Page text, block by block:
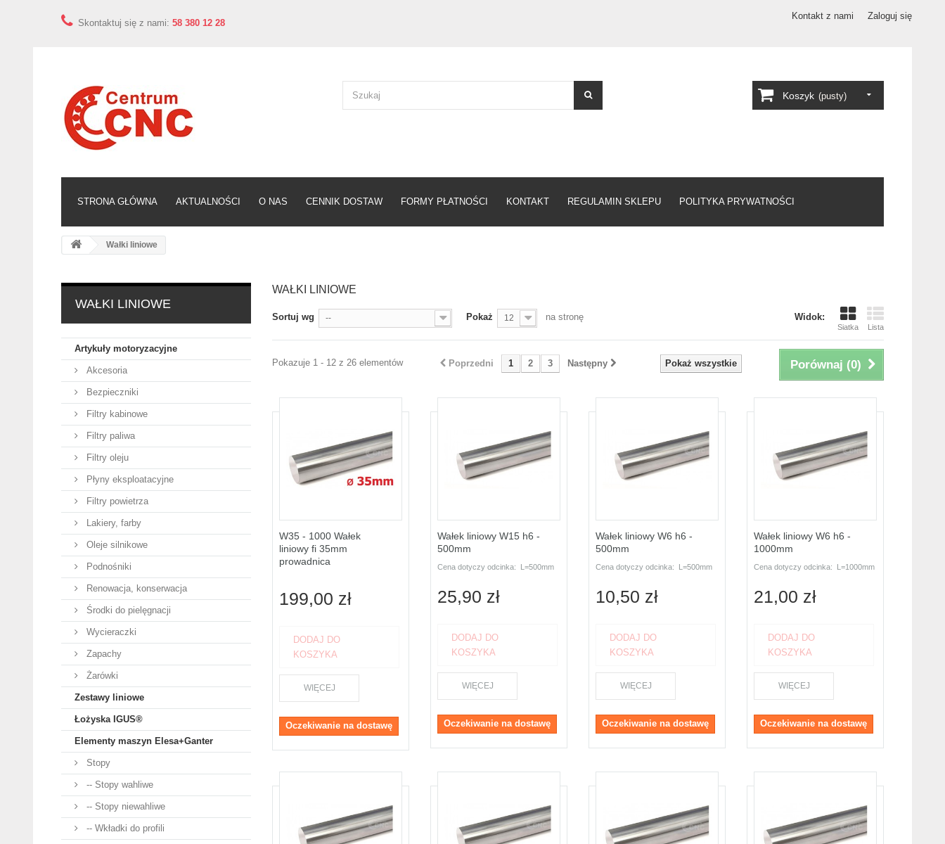
Zaloguj się
Kontakt z nami
Skontaktuj się z nami: 58 380 12 28
Koszyk (pusty)
STRONA GŁÓWNA AKTUALNOŚCI O NAS CENNIK DOSTAW FORMY PŁATNOŚCI KONTAKT REGULAMIN SKLEPU POLITYKA PRYWATNOŚCI
Wałki liniowe
WAŁKI LINIOWE
Artykuły motoryzacyjne
Akcesoria
Bezpieczniki
Filtry kabinowe
Filtry paliwa
Filtry oleju
Płyny eksploatacyjne
Filtry powietrza
Lakiery, farby
Oleje silnikowe
Podnośniki
Renowacja, konserwacja
Środki do pielęgnacji
Wycieraczki
Zapachy
Żarówki
Zestawy liniowe
Łożyska IGUS®
Elementy maszyn Elesa+Ganter
Stopy
-- Stopy wahliwe
-- Stopy niewahliwe
-- Wkładki do profili
WAŁKI LINIOWE
Widok:
Siatka Lista
Sortuj wg -- Pokaż 12 na stronę
Porównaj (0)
Pokaż wszystkie
Poprzedni 1 2 3 Następny
Pokazuje 1 - 12 z 26 elementów
W35 - 1000 Wałek
liniowy fi 35mm
prowadnica
199,00 zł
DODAJ DO
KOSZYKA
WIĘCEJ
Oczekiwanie na dostawę
Wałek liniowy W15 h6 -
500mm
Cena dotyczy odcinka: L=500mm
25,90 zł
DODAJ DO
KOSZYKA
WIĘCEJ
Oczekiwanie na dostawę
Wałek liniowy W6 h6 -
500mm
Cena dotyczy odcinka: L=500mm
10,50 zł
DODAJ DO
KOSZYKA
WIĘCEJ
Oczekiwanie na dostawę
Wałek liniowy W6 h6 -
1000mm
Cena dotyczy odcinka: L=1000mm
21,00 zł
DODAJ DO
KOSZYKA
WIĘCEJ
Oczekiwanie na dostawę